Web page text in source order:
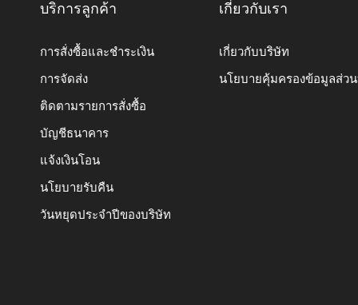
บริการลูกค้า
การสั่งซื้อและชำระเงิน
การจัดส่ง
ติดตามรายการสั่งซื้อ
บัญชีธนาคาร
แจ้งเงินโอน
นโยบายรับคืน
วันหยุดประจำปีของบริษัท
เกี่ยวกับเรา
เกี่ยวกับบริษัท
นโยบายคุ้มครองข้อมูลส่ว